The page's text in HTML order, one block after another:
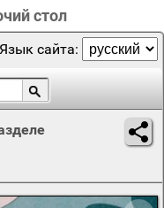
стол
Язык сайта: